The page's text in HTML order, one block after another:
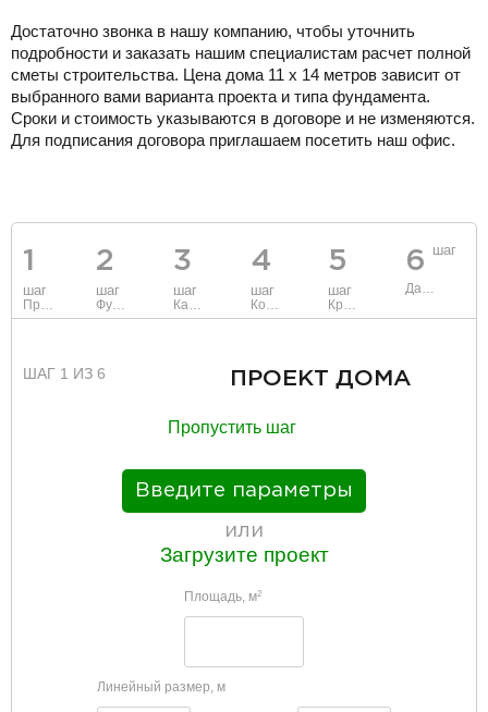
Достаточно звонка в нашу компанию, чтобы уточнить
подробности и заказать нашим специалистам расчет полной
сметы строительства. Цена дома 11 х 14 метров зависит от
выбранного вами варианта проекта и типа фундамента.
Сроки и стоимость указываются в договоре и не изменяются.
Для подписания договора приглашаем посетить наш офис.
1
шаг
Проект
2
шаг
Фундамент
3
шаг
Каркас и стены
4
шаг
Коммуникации
5
шаг
Крыша
6 шаг
Данные
ШАГ 1 ИЗ 6 ПРОЕКТ ДОМА
Пропустить шаг
Введите параметры
или
Загрузите проект
Площадь, м2
Линейный размер, м